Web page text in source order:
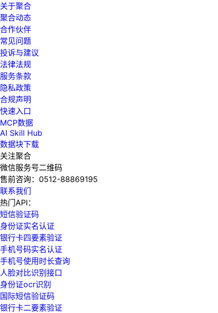
关于聚合
聚合动态
合作伙伴
常见问题
投诉与建议
法律法规
服务条款
隐私政策
合规声明
快速入口
MCP数据
AI Skill Hub
数据块下载
关注聚合
微信服务号二维码
售前咨询： 0512-88869195
联系我们
热门API：
短信验证码
身份证实名认证
银行卡四要素验证
手机号码实名认证
手机号使用时长查询
人脸对比识别接口
身份证ocr识别
国际短信验证码
银行卡二要素验证